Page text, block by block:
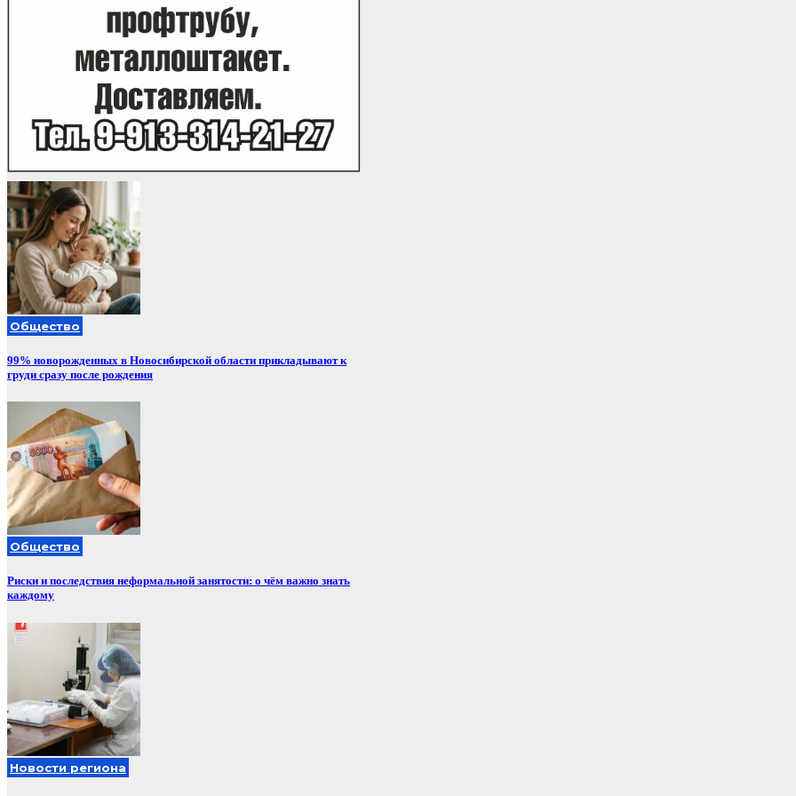
Общество
99% новорожденных в Новосибирской области прикладывают к
груди сразу после рождения
Общество
Риски и последствия неформальной занятости: о чём важно знать
каждому
Новости региона